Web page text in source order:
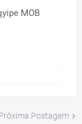
MOB
Postagem